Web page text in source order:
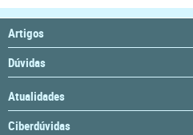
Artigos
Dúvidas
Atualidades
Ciberdúvidas